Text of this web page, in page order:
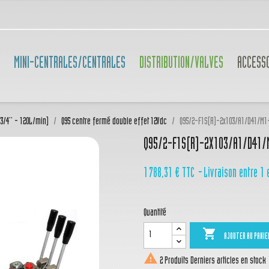
MINI-CENTRALES/CENTRALES DISTRIBUTION/VALVES
4'' - 120L/min) Q95 centre fermé double effet 12Vdc Q95/2-F1S(R)-2x103/A1/D41/
Q95/2-F1S(R)-2X103/A1/D41/
1 788,31 € TTC Livraison entre 1
Quantité
 AJOUTER AU
 2 Produits Derniers articles en stock